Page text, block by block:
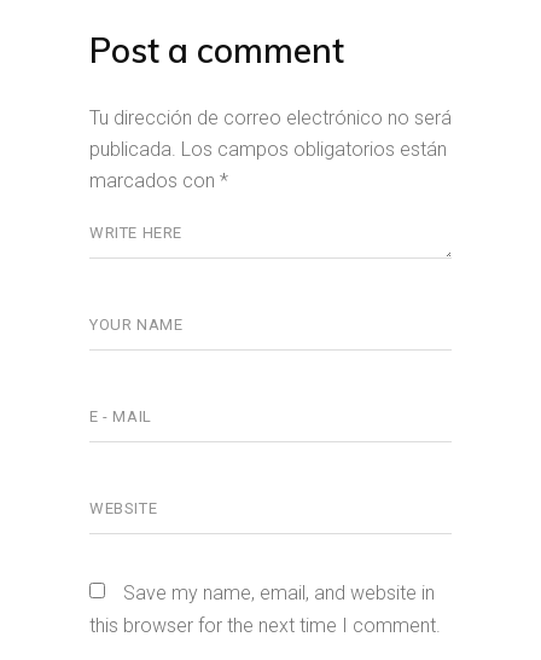
Post a comment
Tu dirección de correo electrónico no será
publicada. Los campos obligatorios están
marcados con *
Save my name, email, and website in
this browser for the next time I comment.